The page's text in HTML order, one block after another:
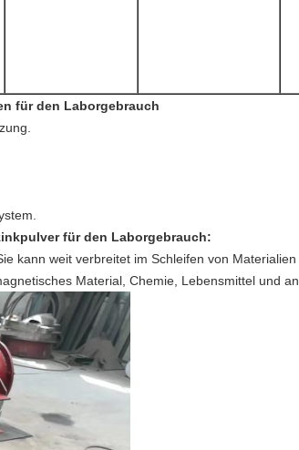
für den Laborgebrauch
für den Laborgebrauch:
kann weit verbreitet im Schleifen von
Material, Chemie, Lebensmittel und